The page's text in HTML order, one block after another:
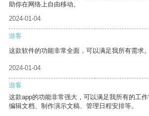
助你在网络上自由移动。
2024-01-04
游客
这款软件的功能非常全面，可以满足我所有需求。
2024-01-04
游客
这款app的功能非常强大，可以满足我所有的工
编辑文档、制作演示文稿、管理日程安排等。